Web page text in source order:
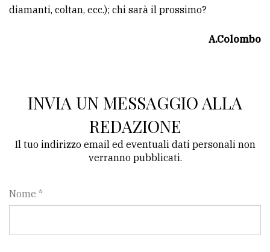
Ricerca
diamanti, coltan, ecc.); chi sarà il prossimo?
A.Colombo
INVIA UN MESSAGGIO ALLA
REDAZIONE
Il tuo indirizzo email ed eventuali dati personali non
verranno pubblicati.
Nome *